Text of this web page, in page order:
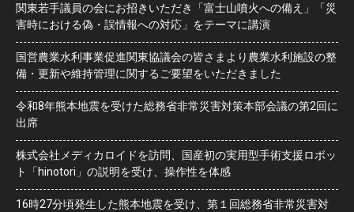
関東若手議員の会にお招きいただき「富士山噴火への備え」「災
害時における偽・誤情報への対応」をテーマに講演
国営農業水利事業促進関東協議会の皆さまより農業水利施設の整
備・更新や維持管理に関するご要望をいただきました
令和8年熊本地震を受けた総務省非常災害対策本部会議の第2回に
出席
株式会社メディカロイドを訪問、国産初の実用型手術支援ロボッ
ト「hinotori」の説明を受け、操作性を体感
16時27分頃発生した熊本地震を受け、第１回総務省非常災害対